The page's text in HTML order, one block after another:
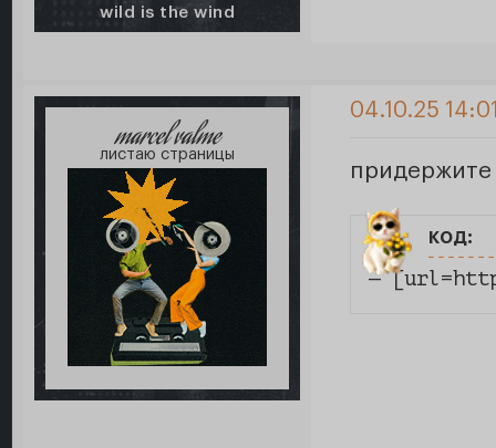
wild is the wind
marcel valme
листаю страницы
04.10.25
код:
—